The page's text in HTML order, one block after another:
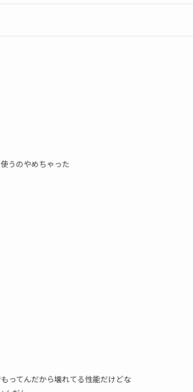
うのやめちゃった
ってんだから壊れてる性能だけどな